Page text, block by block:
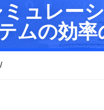
ュレー
ムの効率
/